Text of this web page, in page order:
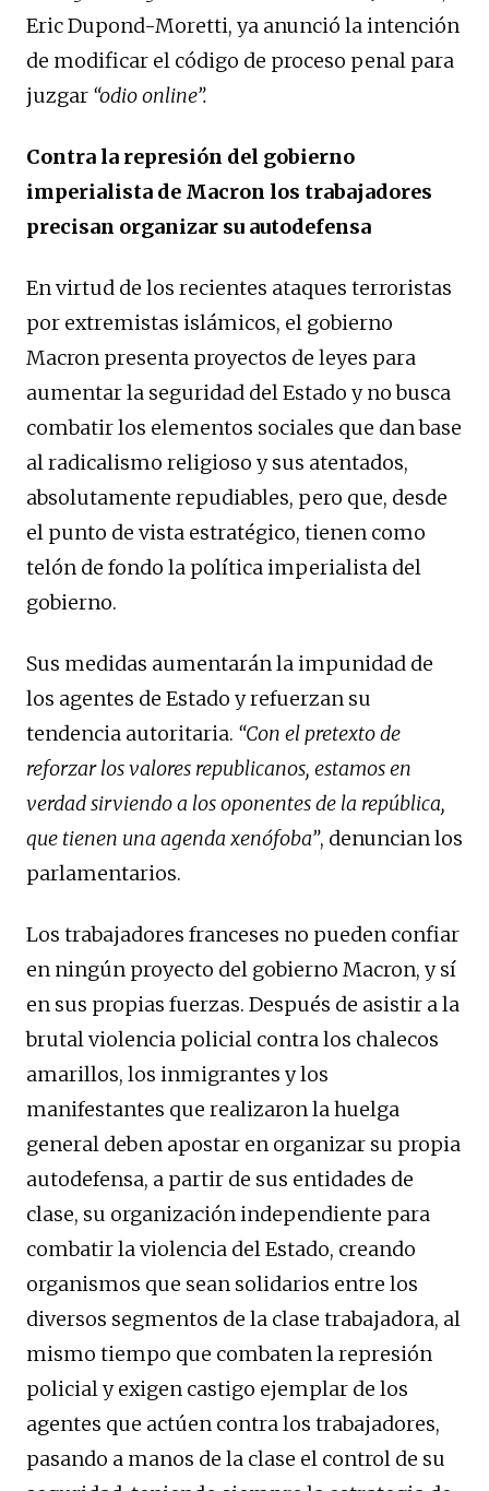
Eric Dupond-Moretti, ya anunció la intención
de modificar el código de proceso penal para
juzgar “odio online”.
Contra la represión del gobierno
imperialista de Macron los trabajadores
precisan organizar su autodefensa
En virtud de los recientes ataques terroristas
por extremistas islámicos, el gobierno
Macron presenta proyectos de leyes para
aumentar la seguridad del Estado y no busca
combatir los elementos sociales que dan base
al radicalismo religioso y sus atentados,
absolutamente repudiables, pero que, desde
el punto de vista estratégico, tienen como
telón de fondo la política imperialista del
gobierno.
Sus medidas aumentarán la impunidad de
los agentes de Estado y refuerzan su
tendencia autoritaria. “Con el pretexto de
reforzar los valores republicanos, estamos en
verdad sirviendo a los oponentes de la república,
que tienen una agenda xenófoba”, denuncian los
parlamentarios.
Los trabajadores franceses no pueden confiar
en ningún proyecto del gobierno Macron, y sí
en sus propias fuerzas. Después de asistir a la
brutal violencia policial contra los chalecos
amarillos, los inmigrantes y los
manifestantes que realizaron la huelga
general deben apostar en organizar su propia
autodefensa, a partir de sus entidades de
clase, su organización independiente para
combatir la violencia del Estado, creando
organismos que sean solidarios entre los
diversos segmentos de la clase trabajadora, al
mismo tiempo que combaten la represión
policial y exigen castigo ejemplar de los
agentes que actúen contra los trabajadores,
pasando a manos de la clase el control de su